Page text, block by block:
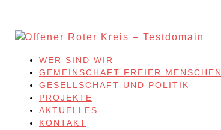
content
WER SIND WIR
GEMEINSCHAFT FREIER MENSCHEN
GESELLSCHAFT UND POLITIK
PROJEKTE
AKTUELLES
KONTAKT